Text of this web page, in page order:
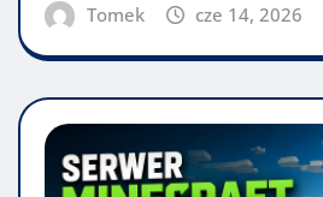
Tomek cze 14, 2026